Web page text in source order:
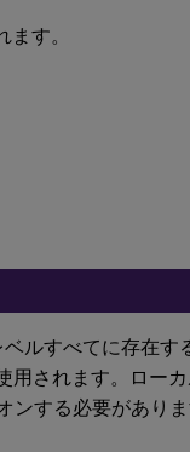
す。
ルすべてに存在
用されます。ロー
ンする必要があり